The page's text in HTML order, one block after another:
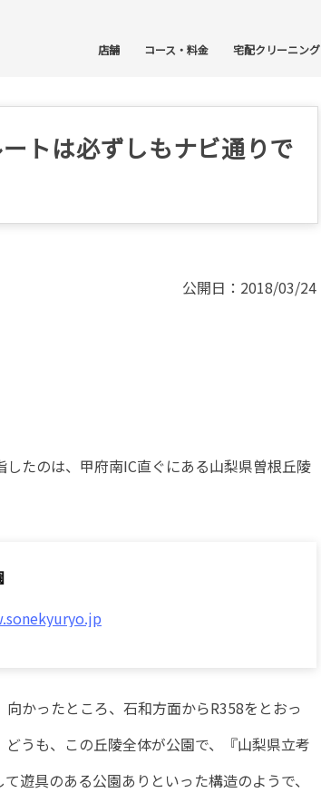
店舗 コース・料金 宅配クリーニング
トは必ずしもナビ通りで
公開日：2018/03/24
たのは、甲府南IC直ぐにある山梨県曽根丘陵
かったところ、石和方面からR358をとおっ
うも、この丘陵全体が公園で、『山梨県立考
遊具のある公園ありといった構造のようで、